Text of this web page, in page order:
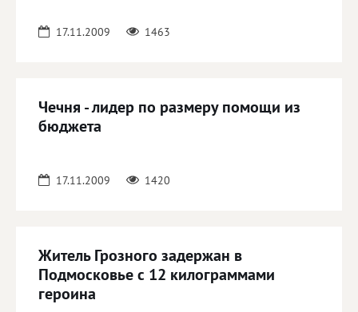
17.11.2009 1463
Чечня - лидер по размеру помощи из
бюджета
17.11.2009 1420
Житель Грозного задержан в
Подмосковье с 12 килограммами
героина